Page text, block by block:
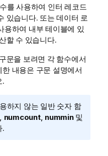
를 사용하여 인터 레코드
있습니다. 또는 데이터 로
용하여 내부 테이블에 있
할 수 있습니다.
문을 보려면 각 함수에서
내용은 구문 설명에서
.
하지 않는 일반 숫자 함
, numcount, nummin및
.